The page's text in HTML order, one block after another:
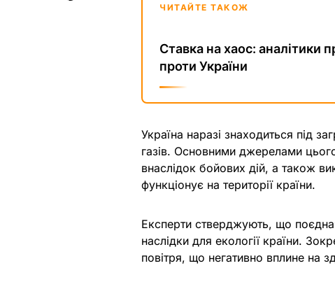
ЧИТАЙТЕ ТАКОЖ
Ставка на хаос: аналітики
проти України
Україна наразі знаходиться під
газів. Основними джерелами
внаслідок бойових дій, а також
функціонує на території країни.
Експерти стверджують, що
наслідки для екології країни.
повітря, що негативно вплине на